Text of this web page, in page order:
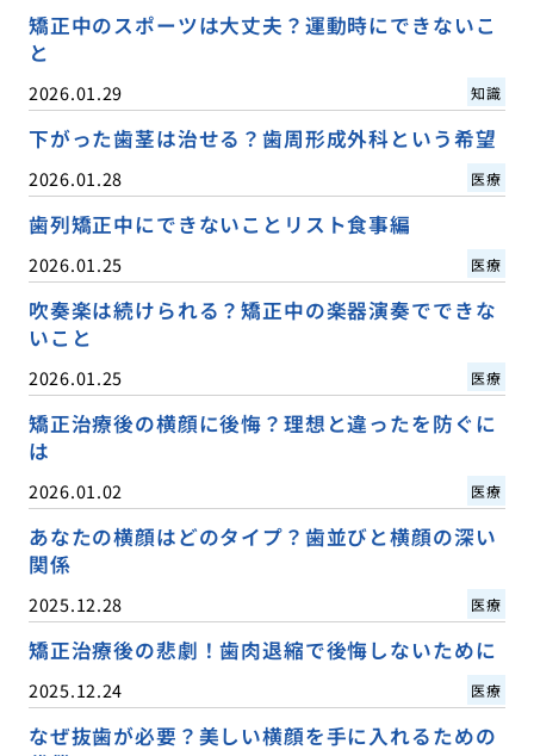
矯正中のスポーツは大丈夫？運動時にできないこ
と
2026.01.29 知識
下がった歯茎は治せる？歯周形成外科という希望
2026.01.28 医療
歯列矯正中にできないことリスト食事編
2026.01.25 医療
吹奏楽は続けられる？矯正中の楽器演奏でできな
いこと
2026.01.25 医療
矯正治療後の横顔に後悔？理想と違ったを防ぐに
は
2026.01.02 医療
あなたの横顔はどのタイプ？歯並びと横顔の深い
関係
2025.12.28 医療
矯正治療後の悲劇！歯肉退縮で後悔しないために
2025.12.24 医療
なぜ抜歯が必要？美しい横顔を手に入れるための